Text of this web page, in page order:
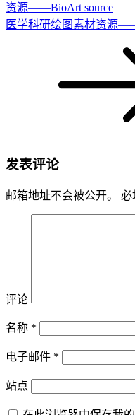
资源——BioArt source
医学科研绘图素材资源
发表评论
邮箱地址不会被公开。 必
评论
名称 *
电子邮件 *
站点